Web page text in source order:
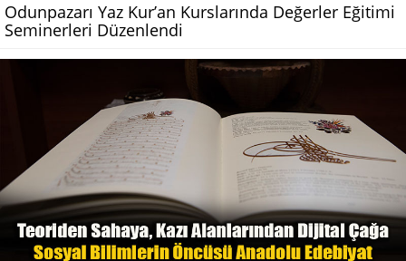
Odunpazarı Yaz Kur’an Kurslarında Değerler Eğitimi
Seminerleri Düzenlendi